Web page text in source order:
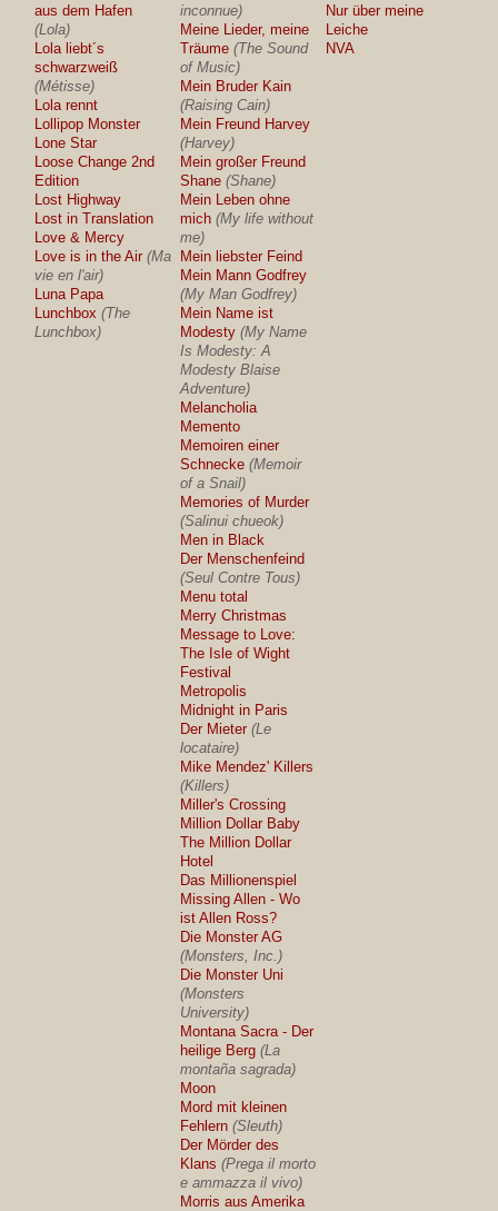
aus dem Hafen
(Lola)
Lola liebt´s
schwarzweiß
(Métisse)
Lola rennt
Lollipop Monster
Lone Star
Loose Change 2nd
Edition
Lost Highway
Lost in Translation
Love & Mercy
Love is in the Air (Ma
vie en l'air)
Luna Papa
Lunchbox (The
Lunchbox)
inconnue)
Meine Lieder, meine
Träume (The Sound
of Music)
Mein Bruder Kain
(Raising Cain)
Mein Freund Harvey
(Harvey)
Mein großer Freund
Shane (Shane)
Mein Leben ohne
mich (My life without
me)
Mein liebster Feind
Mein Mann Godfrey
(My Man Godfrey)
Mein Name ist
Modesty (My Name
Is Modesty: A
Modesty Blaise
Adventure)
Melancholia
Memento
Memoiren einer
Schnecke (Memoir
of a Snail)
Memories of Murder
(Salinui chueok)
Men in Black
Der Menschenfeind
(Seul Contre Tous)
Menu total
Merry Christmas
Message to Love:
The Isle of Wight
Festival
Metropolis
Midnight in Paris
Der Mieter (Le
locataire)
Mike Mendez' Killers
(Killers)
Miller's Crossing
Million Dollar Baby
The Million Dollar
Hotel
Das Millionenspiel
Missing Allen - Wo
ist Allen Ross?
Die Monster AG
(Monsters, Inc.)
Die Monster Uni
(Monsters
University)
Montana Sacra - Der
heilige Berg (La
montaña sagrada)
Moon
Mord mit kleinen
Fehlern (Sleuth)
Der Mörder des
Klans (Prega il morto
e ammazza il vivo)
Morris aus Amerika
Nur über meine
Leiche
NVA